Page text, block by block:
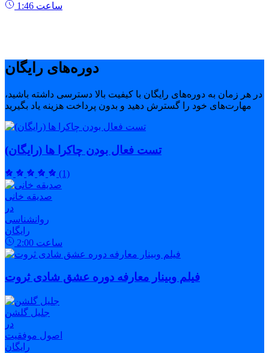
1:46 ساعت
دوره‌های رایگان
در هر زمان به دوره‌های رایگان با کیفیت بالا دسترسی داشته باشید،
مهارت‌های خود را گسترش دهید و بدون پرداخت هزینه یاد بگیرید
تست فعال بودن چاکرا ها (رایگان)
(1)
صدیقه خانی
در
روانشناسی
رایگان
2:00 ساعت
فیلم وبینار معارفه دوره عشق شادی ثروت
جلیل گلشن
در
اصول موفقیت
رایگان